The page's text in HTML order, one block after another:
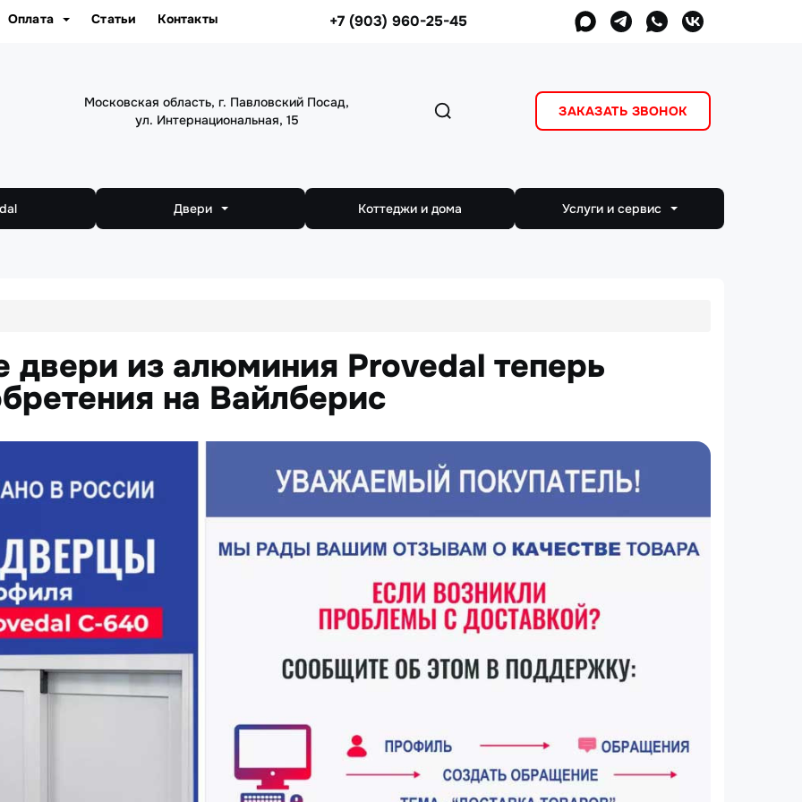
Оплата Статьи Контакты +7 (903) 960-25-45
Московская область, г. Павловский Посад,
ул. Интернациональная, 15
ЗАКАЗАТЬ ЗВОНОК
окна
Двери Коттеджи и дома Услуги и сервис
Уплотнитель для окон
Регулировка створок
Установка ручек с замком
Установка откосов
Монтаж окон
подоконника
Установка отливов
из алюминия Provedal теперь
на Вайлберис